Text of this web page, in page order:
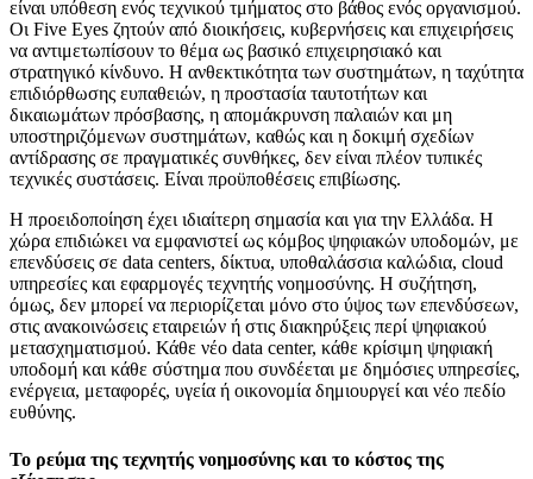
είναι υπόθεση ενός τεχνικού τμήματος στο βάθος ενός οργανισμού.
Οι Five Eyes ζητούν από διοικήσεις, κυβερνήσεις και επιχειρήσεις
να αντιμετωπίσουν το θέμα ως βασικό επιχειρησιακό και
στρατηγικό κίνδυνο. Η ανθεκτικότητα των συστημάτων, η ταχύτητα
επιδιόρθωσης ευπαθειών, η προστασία ταυτοτήτων και
δικαιωμάτων πρόσβασης, η απομάκρυνση παλαιών και μη
υποστηριζόμενων συστημάτων, καθώς και η δοκιμή σχεδίων
αντίδρασης σε πραγματικές συνθήκες, δεν είναι πλέον τυπικές
τεχνικές συστάσεις. Είναι προϋποθέσεις επιβίωσης.
Η προειδοποίηση έχει ιδιαίτερη σημασία και για την Ελλάδα. Η
χώρα επιδιώκει να εμφανιστεί ως κόμβος ψηφιακών υποδομών, με
επενδύσεις σε data centers, δίκτυα, υποθαλάσσια καλώδια, cloud
υπηρεσίες και εφαρμογές τεχνητής νοημοσύνης. Η συζήτηση,
όμως, δεν μπορεί να περιορίζεται μόνο στο ύψος των επενδύσεων,
στις ανακοινώσεις εταιρειών ή στις διακηρύξεις περί ψηφιακού
μετασχηματισμού. Κάθε νέο data center, κάθε κρίσιμη ψηφιακή
υποδομή και κάθε σύστημα που συνδέεται με δημόσιες υπηρεσίες,
ενέργεια, μεταφορές, υγεία ή οικονομία δημιουργεί και νέο πεδίο
ευθύνης.
Το ρεύμα της τεχνητής νοημοσύνης και το κόστος της